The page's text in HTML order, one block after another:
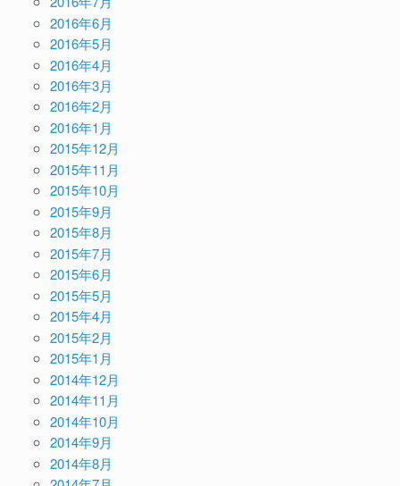
2016年6月
2016年5月
2016年4月
2016年3月
2016年2月
2016年1月
2015年12月
2015年11月
2015年10月
2015年9月
2015年8月
2015年7月
2015年6月
2015年5月
2015年4月
2015年2月
2015年1月
2014年12月
2014年11月
2014年10月
2014年9月
2014年8月